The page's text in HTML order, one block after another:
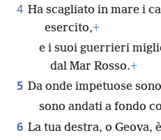
4 Ha scagliato in mare i
esercito,+
e i suoi guerrieri
dal Mar Rosso.+
5 Da onde impetuose
sono andati a fondo
6 La tua destra, o Geova,